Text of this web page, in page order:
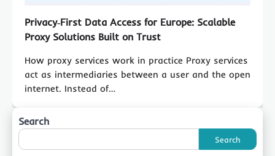
Privacy‑First Data Access for Europe: Scalable
Proxy Solutions Built on Trust
How proxy services work in practice Proxy services
act as intermediaries between a user and the open
internet. Instead of…
Search
Search